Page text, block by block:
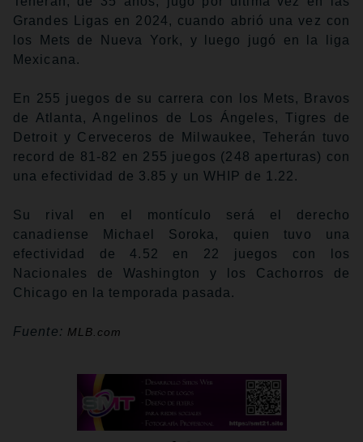
Grandes Ligas en 2024, cuando abrió una vez con
los Mets de Nueva York, y luego jugó en la liga
Mexicana.
En 255 juegos de su carrera con los Mets, Bravos
de Atlanta, Angelinos de Los Ángeles, Tigres de
Detroit y Cerveceros de Milwaukee, Teherán tuvo
record de 81-82 en 255 juegos (248 aperturas) con
una efectividad de 3.85 y un WHIP de 1.22.
Su rival en el montículo será el derecho
canadiense Michael Soroka, quien tuvo una
efectividad de 4.52 en 22 juegos con los
Nacionales de Washington y los Cachorros de
Chicago en la temporada pasada.
Fuente: MLB.com